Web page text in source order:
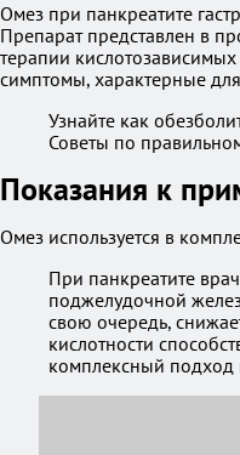
Омез при панкреатите
Препарат представлен в
терапии
симптомы, характерные
Узнайте как
Советы по
Показания к
Омез используется в
При панкреатите
поджелудочной
свою очередь,
кислотности
комплексный подход